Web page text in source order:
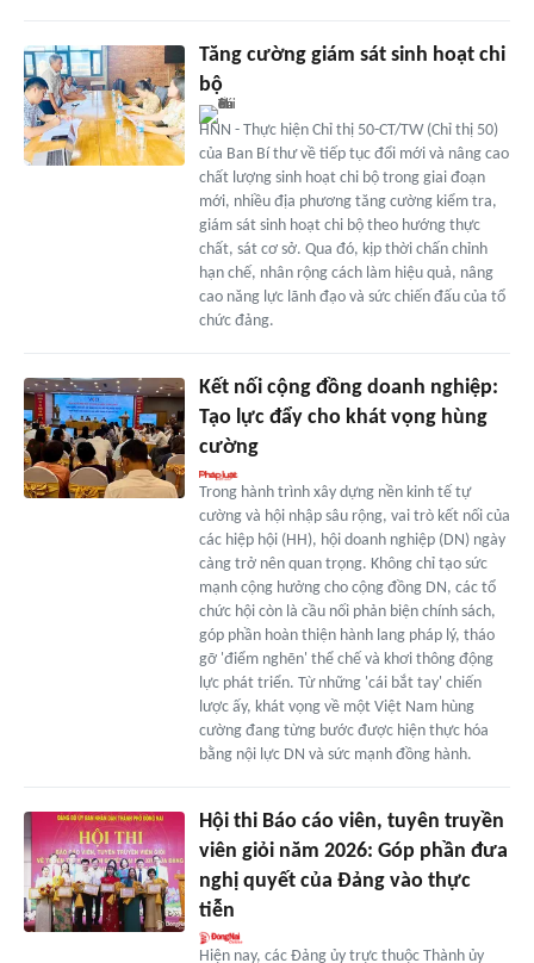
Tăng cường giám sát sinh hoạt chi
bộ
HNN - Thực hiện Chỉ thị 50-CT/TW (Chỉ thị 50)
của Ban Bí thư về tiếp tục đổi mới và nâng cao
chất lượng sinh hoạt chi bộ trong giai đoạn
mới, nhiều địa phương tăng cường kiểm tra,
giám sát sinh hoạt chi bộ theo hướng thực
chất, sát cơ sở. Qua đó, kịp thời chấn chỉnh
hạn chế, nhân rộng cách làm hiệu quả, nâng
cao năng lực lãnh đạo và sức chiến đấu của tổ
chức đảng.
Kết nối cộng đồng doanh nghiệp:
Tạo lực đẩy cho khát vọng hùng
cường
Trong hành trình xây dựng nền kinh tế tự
cường và hội nhập sâu rộng, vai trò kết nối của
các hiệp hội (HH), hội doanh nghiệp (DN) ngày
càng trở nên quan trọng. Không chỉ tạo sức
mạnh cộng hưởng cho cộng đồng DN, các tổ
chức hội còn là cầu nối phản biện chính sách,
góp phần hoàn thiện hành lang pháp lý, tháo
gỡ 'điểm nghẽn' thể chế và khơi thông động
lực phát triển. Từ những 'cái bắt tay' chiến
lược ấy, khát vọng về một Việt Nam hùng
cường đang từng bước được hiện thực hóa
bằng nội lực DN và sức mạnh đồng hành.
Hội thi Báo cáo viên, tuyên truyền
viên giỏi năm 2026: Góp phần đưa
nghị quyết của Đảng vào thực
tiễn
Hiện nay, các Đảng ủy trực thuộc Thành ủy